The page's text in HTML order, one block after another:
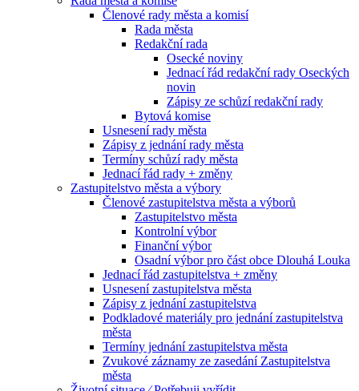
Členové rady města a komisí
Rada města
Redakční rada
Osecké noviny
Jednací řád redakční rady Oseckých
novin
Zápisy ze schůzí redakční rady
Bytová komise
Usnesení rady města
Zápisy z jednání rady města
Termíny schůzí rady města
Jednací řád rady + změny
Zastupitelstvo města a výbory
Členové zastupitelstva města a výborů
Zastupitelstvo města
Kontrolní výbor
Finanční výbor
Osadní výbor pro část obce Dlouhá Louka
Jednací řád zastupitelstva + změny
Usnesení zastupitelstva města
Zápisy z jednání zastupitelstva
Podkladové materiály pro jednání zastupitelstva
města
Termíny jednání zastupitelstva města
Zvukové záznamy ze zasedání Zastupitelstva
města